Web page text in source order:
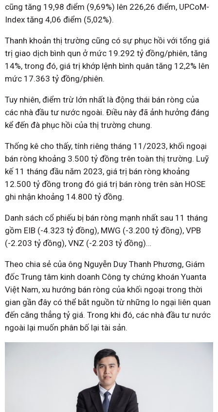
cũng tăng 19,98 điểm (9,69%) lên 226,26 điểm, UPCoM-
Index tăng 4,06 điểm (5,02%).
Thanh khoản thị trường cũng có sự phục hồi với tổng giá
trị giao dịch bình qun ở mức 19.292 tỷ đồng/phiên, tăng
14%, trong đó, giá trị khớp lệnh bình quân tăng 12,2% lên
mức 17.363 tỷ đồng/phiên.
Tuy nhiên, điểm trừ lớn nhất là động thái bán ròng của
các nhà đầu tư nước ngoài. Điều này đã ảnh hưởng đáng
kể đến đà phục hồi của thị trường chung.
Thống kê cho thấy, tính riêng tháng 11/2023, khối ngoại
bán ròng khoảng 3.500 tỷ đồng trên toàn thị trường. Luỹ
kế 11 tháng đầu năm 2023, giá trị bán ròng khoảng
12.500 tỷ đồng trong đó giá trị bán ròng trên sàn HOSE
ghi nhận khoảng 14.800 tỷ đồng.
Danh sách cổ phiếu bị bán ròng mạnh nhất sau 11 tháng
gồm EIB (-4.323 tỷ đồng), MWG (-3.200 tỷ đồng), VPB
(-2.203 tỷ đồng), VNZ (-2.203 tỷ đồng)…
Theo chia sẻ của ông Nguyễn Duy Thanh Phương, Giám
đốc Trung tâm kinh doanh Công ty chứng khoán Yuanta
Việt Nam, xu hướng bán ròng của khối ngoại trong thời
gian gần đây có thể bắt nguồn từ những lo ngại liên quan
đến căng thẳng tỷ giá. Trong khi đó, các nhà đầu tư nước
ngoài lại muốn phân bố lại tài sản.